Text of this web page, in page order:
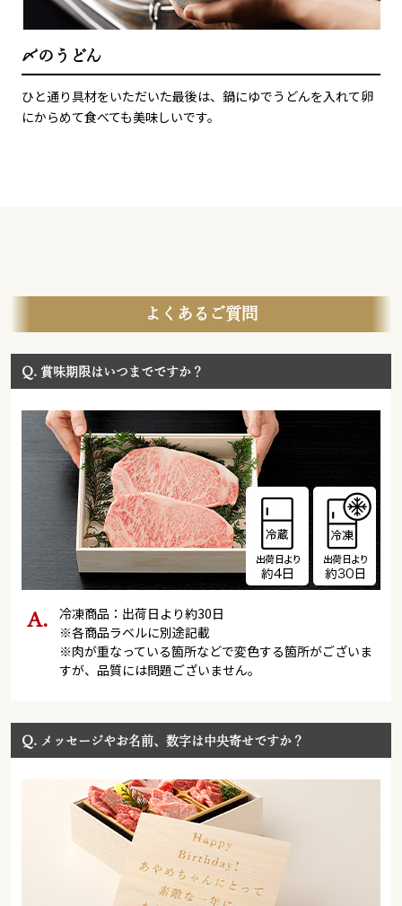
〆のうどん
ひと通り具材をいただいた最後は、鍋にゆでうどんを入れて卵
にからめて食べても美味しいです。
よくあるご質問
Q. 賞味期限はいつまでですか？
冷凍商品：出荷日より約30日
※各商品ラベルに別途記載
※肉が重なっている箇所などで変色する箇所がございま
すが、品質には問題ございません。
Q. メッセージやお名前、数字は中央寄せですか？